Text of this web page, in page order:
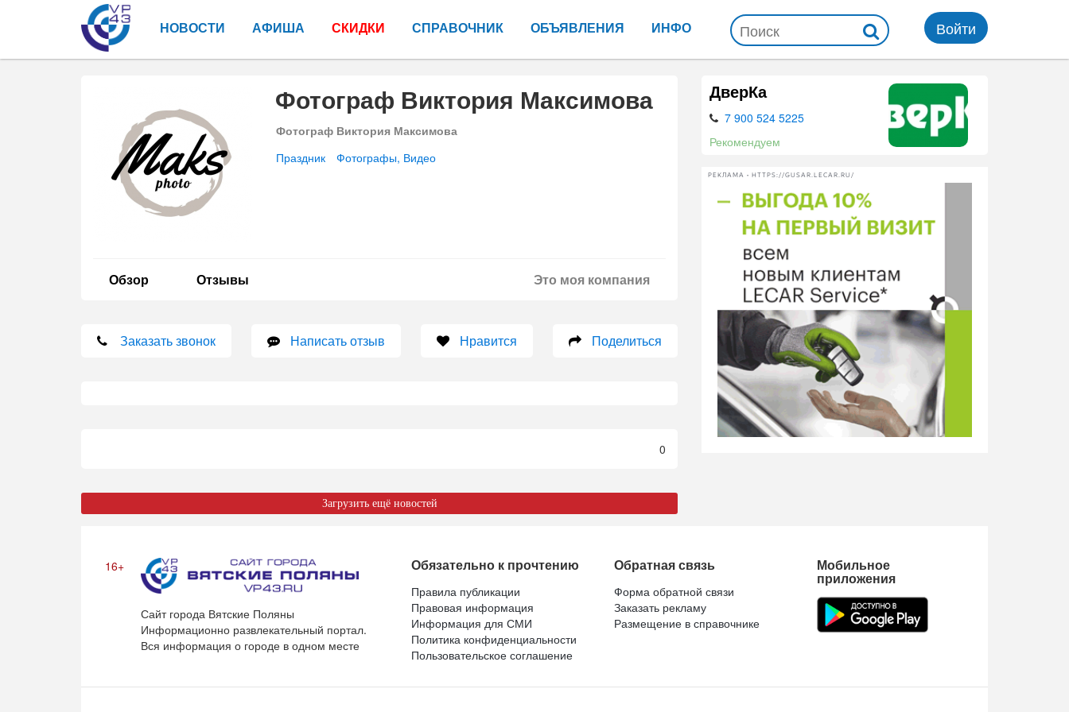
НОВОСТИ АФИША СКИДКИ СПРАВОЧНИК ОБЪЯВЛЕНИЯ ИНФО Войти
Фотограф Виктория Максимова
Фотограф Виктория Максимова
Праздник Фотографы, Видео
Это моя компания
Обзор Отзывы
Заказать звонок Написать отзыв Нравится Поделиться
0
Загрузить ещё новостей
ДверКа
7 900 524 5225
Рекомендуем
РЕКЛАМА • HTTPS://GUSAR.LECAR.RU/
16+
Сайт города Вятские Поляны
Информационно развлекательный портал.
Вся информация о городе в одном месте
Обязательно к прочтению
Правила публикации
Правовая информация
Информация для СМИ
Политика конфиденциальности
Пользовательское соглашение
Обратная связь
Форма обратной связи
Заказать рекламу
Размещение в справочнике
Мобильное
приложения